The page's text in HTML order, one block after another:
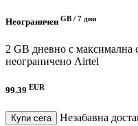
Неограничен GB / 7 дни
2 GB дневно с максимална
неограничено Airtel
99.39 EUR
Купи сега
Незабавна